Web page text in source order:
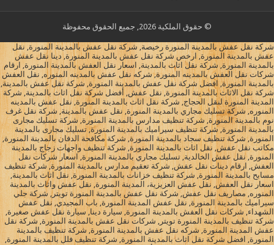
© حقوق الملكية 2026, جميع الحقوق محفوظة
شركة نقل عفش بالمدينة المنورة رخيصة, شركة نقل عفش بالمدينة المنورة, نقل
عفش بالمدينة المنورة, ارخص شركة نقل عفش بالمدينة المنورة, دينا نقل عفش
بالمدينة المنورة, شركة نقل اثاث بالمدينة, اسعار نقل العفش بالمدينة المنورة, ارقام
شركات نقل العفش بالمدينه المنورة, شركه نقل عفش بالمدينه المنوره, نقل العفش
بالمدينة المنورة, افضل شركة نقل عفش بالمدينة المنورة, شركة نقل عفش بالمدينة,
شركة نقل الاثاث بالمدينة المنورة, نقل عفش, أفضل شركة نقل اثاث بالمدينة, شركة
المدينة المنورة لنقل الحجاج, شركة نقل اثاث بالمدينة المنورة, نقل عفش بالمدينه
المنوره, شركة تسليك مجاري بالمدينة المنورة, نقل عفش بالمدينة, شركة نقل غرف
نوم بالمدينة المنورة, شركة تنظيف مدارس بالمدينة المنورة, شركة تسليك مجارى
بالمدينة المنورة, شركة تنظيف سيراميك بالمدينة المنورة, تسليك مجارى بالمدينة
المنورة, شركة تنظيف سجاد بالمدينة المنورة, شركة مكافحة الدفان بالمدينة المنورة,
مكاتب نقل عفش, نقل اثاث بالمدينة المنورة, شركة تنظيف واجهات زجاج بالمدينة
المنورة, نقل عفش الخالدية, تسليك مجاري بالمدينة المنورة, اسعار شركات نقل
العفش, ارقام دينات نقل عفش, شركة تعقيم مدارس بالمدينة المنورة, شركة تنظيف
مسابح بالمدينة المنورة, شركة تنظيف خزانات بالمدينة المنورة, نقل اثاث بالمدينة,
اسعار نقل العفش, نقل عفش العزيزية، المدينة المنورة, نقل عفش واثاث بالمدينة
المنوره, مصاريف نقل عفش, شركة نقل عفش بالمدينة المنورة تويتر, شركة جلي
سيراميك بالمدينة المنورة, نقل عفش المدينة المنورة, باب المجيدي, نقل عفش
الشهداء, شركات نقل العفش بالمدينة المنورة, سيارة دينا, سيارة نقل عفش صغيرة,
شركة تنظيف بالمدينة المنورة تويتر, شركات نقل عفش بالمدينة المنورة, شركة نقل
عفش المدينة المنورة, شركه نقل عفش بالمدينة المنورة, شركة تنظيف بالمدينة
المنورة, افضل شركة نقل اثاث بالمدينة المنورة, شركة تنظيف فلل بالمدينة المنورة,